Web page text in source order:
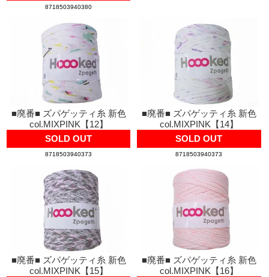
8718503940380
■廃番■ ズパゲッティ糸 新色
col.MIXPINK【12】
SOLD OUT
8718503940373
■廃番■ ズパゲッティ糸 新色
col.MIXPINK【14】
SOLD OUT
8718503940373
■廃番■ ズパゲッティ糸 新色
col.MIXPINK【15】
■廃番■ ズパゲッティ糸 新色
col.MIXPINK【16】